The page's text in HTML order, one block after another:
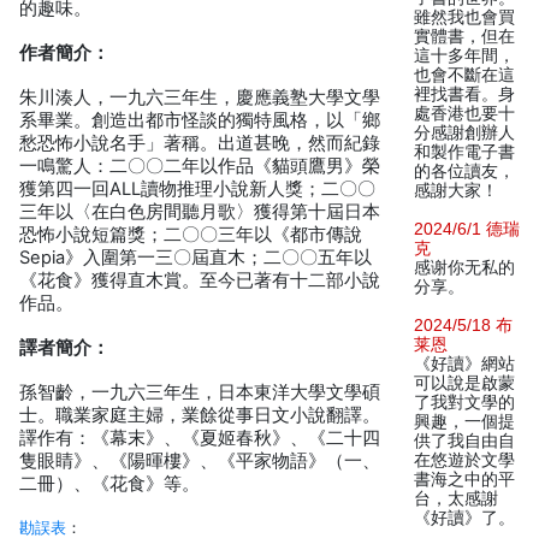
的趣味。
作者簡介：
朱川湊人，一九六三年生，慶應義塾大學文學
系畢業。創造出都市怪談的獨特風格，以「鄉
愁恐怖小說名手」著稱。出道甚晚，然而紀錄
一鳴驚人：二〇〇二年以作品《貓頭鷹男》榮
獲第四一回ALL讀物推理小說新人獎；二〇〇
三年以〈在白色房間聽月歌〉獲得第十屆日本
恐怖小說短篇獎；二〇〇三年以《都市傳說
Sepia》入圍第一三〇屆直木；二〇〇五年以
《花食》獲得直木賞。至今已著有十二部小說
作品。
譯者簡介：
孫智齡，一九六三年生，日本東洋大學文學碩
士。職業家庭主婦，業餘從事日文小說翻譯。
譯作有：《幕末》、《夏姬春秋》、《二十四
隻眼睛》、《陽暉樓》、《平家物語》（一、
二冊）、《花食》等。
勘誤表 ：
雖然我也會買
實體書，但在
這十多年間，
也會不斷在這
裡找書看。身
處香港也要十
分感謝創辦人
和製作電子書
的各位讀友，
感謝大家！
2024/6/1 德瑞
克
感谢你无私的
分享。
2024/5/18 布
莱恩
《好讀》網站
可以說是啟蒙
了我對文學的
興趣，一個提
供了我自由自
在悠遊於文學
書海之中的平
台，太感謝
《好讀》了。